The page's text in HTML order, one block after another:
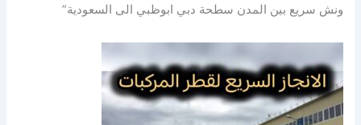
ونش سريع بين المدن سطحة دبي ابوظبي الى السعودية”